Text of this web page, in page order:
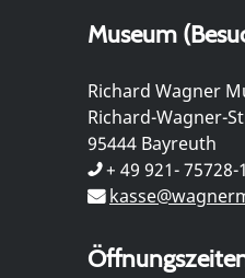
Museum
Richard Wagner
Richard-Wagner-
95444 Bayreuth
+ 49 921- 75728-